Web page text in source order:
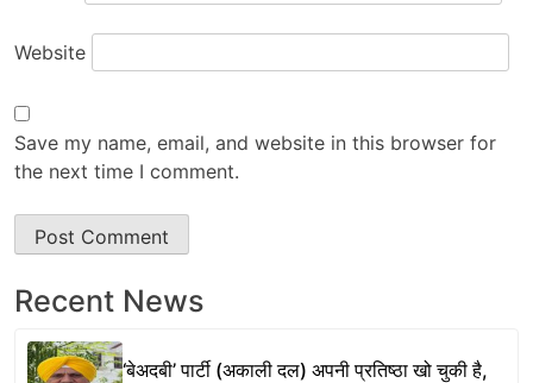
Website
Save my name, email, and website in this browser for
the next time I comment.
Recent News
‘बेअदबी’ पार्टी (अकाली दल) अपनी प्रतिष्ठा खो चुकी है,